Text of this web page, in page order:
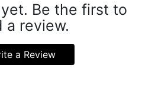
Be the first to
a review.
a Review